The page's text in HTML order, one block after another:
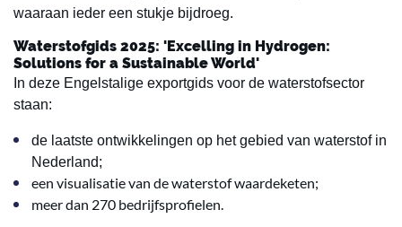
waaraan ieder een stukje bijdroeg.
Waterstofgids 2025: 'Excelling in Hydrogen:
Solutions for a Sustainable World'
In deze Engelstalige exportgids voor de waterstofsector
staan:
de laatste ontwikkelingen op het gebied van waterstof in
Nederland;
een visualisatie van de waterstof waardeketen;
meer dan 270 bedrijfsprofielen.